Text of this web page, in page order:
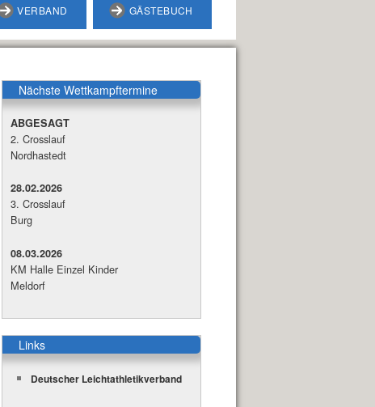
VERBAND GÄSTEBUCH
Nächste Wettkampftermine
ABGESAGT
2. Crosslauf
Nordhastedt
28.02.2026
3. Crosslauf
Burg
08.03.2026
KM Halle Einzel Kinder
Meldorf
Links
Deutscher Leichtathletikverband